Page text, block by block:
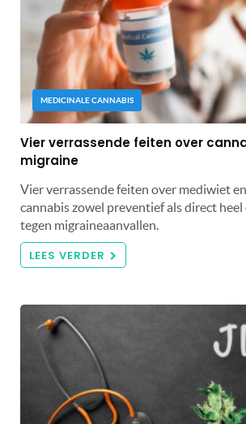
MEDICINALE CANNABIS
Vier verrassende feiten over
migraine
Vier verrassende feiten over mediwiet
cannabis zowel preventief als direct
tegen migraineaanvallen.
LEES VERDER